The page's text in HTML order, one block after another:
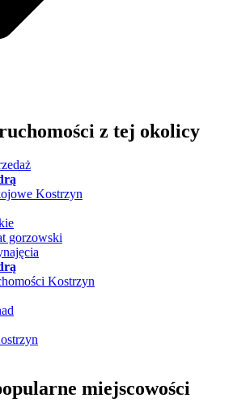
z tej okolicy
Kostrzyn
gorzowski
Kostrzyn
miejscowości